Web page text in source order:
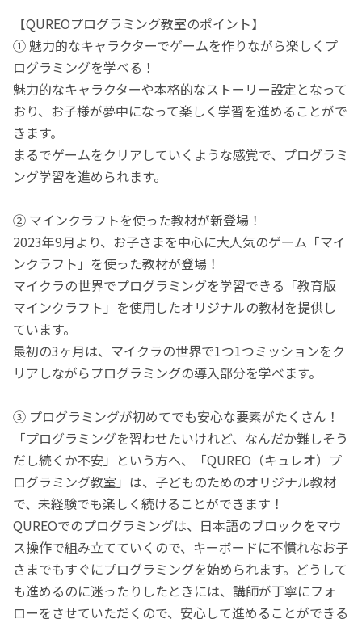
【QUREOプログラミング教室のポイント】
① 魅力的なキャラクターでゲームを作りながら楽しくプ
ログラミングを学べる！
魅力的なキャラクターや本格的なストーリー設定となって
おり、お子様が夢中になって楽しく学習を進めることがで
きます。
まるでゲームをクリアしていくような感覚で、プログラミ
ング学習を進められます。
② マインクラフトを使った教材が新登場！
2023年9月より、お子さまを中心に大人気のゲーム「マイ
ンクラフト」を使った教材が登場！
マイクラの世界でプログラミングを学習できる「教育版
マインクラフト」を使用したオリジナルの教材を提供し
ています。
最初の3ヶ月は、マイクラの世界で1つ1つミッションをク
リアしながらプログラミングの導入部分を学べます。
③ プログラミングが初めてでも安心な要素がたくさん！
「プログラミングを習わせたいけれど、なんだか難しそう
だし続くか不安」という方へ、「QUREO（キュレオ）プ
ログラミング教室」は、子どものためのオリジナル教材
で、未経験でも楽しく続けることができます！
QUREOでのプログラミングは、日本語のブロックをマウ
ス操作で組み立てていくので、キーボードに不慣れなお子
さまでもすぐにプログラミングを始められます。どうして
も進めるのに迷ったりしたときには、講師が丁寧にフォ
ローをさせていただくので、安心して進めることができる